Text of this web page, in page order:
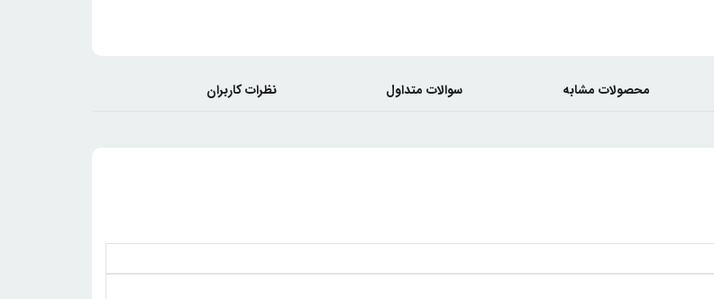
محصولات مشابه سوالات متداول نظرات کاربران